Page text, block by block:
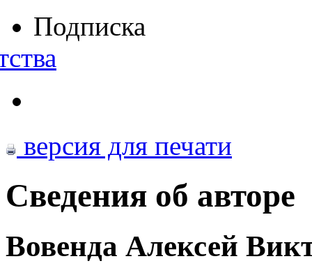
Подписка
версия для печати
Сведения об авторе
Вовенда Алексей